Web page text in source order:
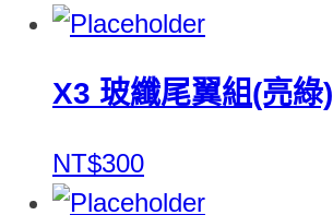
X3 玻纖尾翼組(亮綠)
NT$300